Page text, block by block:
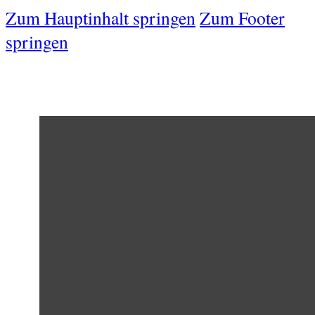
Zum Hauptinhalt springenZum Footer
springen